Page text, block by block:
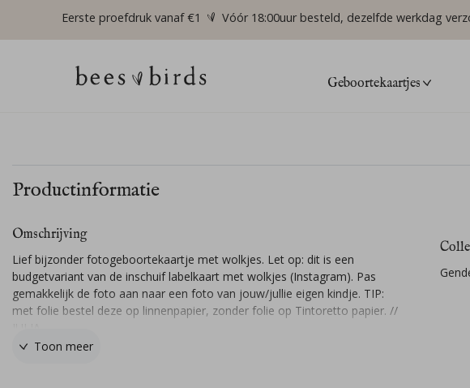
Eerste proefdruk vanaf €1 Vóór 18:00uur besteld, dezelfde werkdag
Geboortekaartjes
Productinformatie
Omschrijving
Lief bijzonder fotogeboortekaartje met wolkjes. Let op: dit is een
budgetvariant van de inschuif labelkaart met wolkjes (Instagram). Pas
gemakkelijk de foto aan naar een foto van jouw/jullie eigen kindje. TIP:
met folie bestel deze op linnenpapier, zonder folie op Tintoretto papier. //
Toon meer